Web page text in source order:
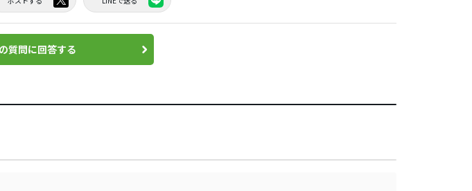
質問に回答する